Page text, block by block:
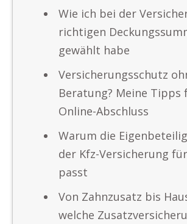
Wie ich bei der
richtigen
gewählt habe
Versicherungsschutz
Beratung? Meine Tipps
Online-Abschluss
Warum die
der Kfz-Versicherung
passt
Von Zahnzusatz bis
welche